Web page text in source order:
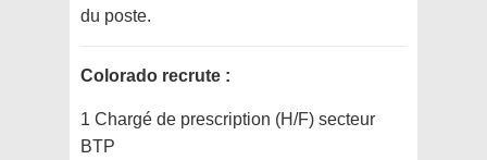
du poste.
Colorado recrute :
1 Chargé de prescription (H/F) secteur
BTP